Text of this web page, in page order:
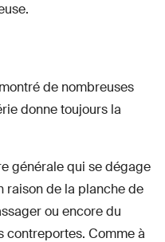
de nombreuses
donne toujours la
générale qui se dégage
raison de la planche de
ou encore du
contreportes. Comme à